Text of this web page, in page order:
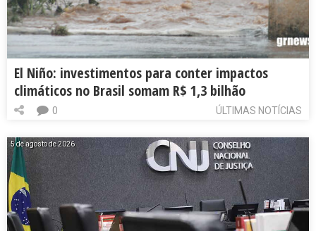
El Niño: investimentos para conter impactos
climáticos no Brasil somam R$ 1,3 bilhão
ÚLTIMAS NOTÍCIAS
0
5 de agosto de 2026